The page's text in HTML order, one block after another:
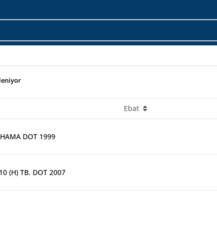
Ebat
DOT 1999
(H) TB. DOT 2007